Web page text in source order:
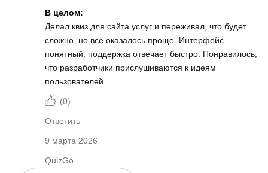
В целом:
Делал квиз для сайта услуг и переживал, что будет
сложно, но всё оказалось проще. Интерфейс
понятный, поддержка отвечает быстро. Понравилось,
что разработчики прислушиваются к идеям
пользователей.
(0)
Ответить
9 марта 2026
QuizGo